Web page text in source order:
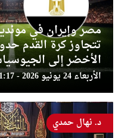
تتجاوز كرة القدم
الأخضر إلى
الأربعاء 24 يونيو 2026 - 16:31:17
د. نهال حمدي